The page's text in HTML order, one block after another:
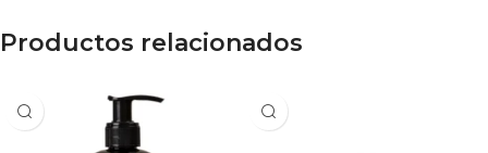
Productos relacionados